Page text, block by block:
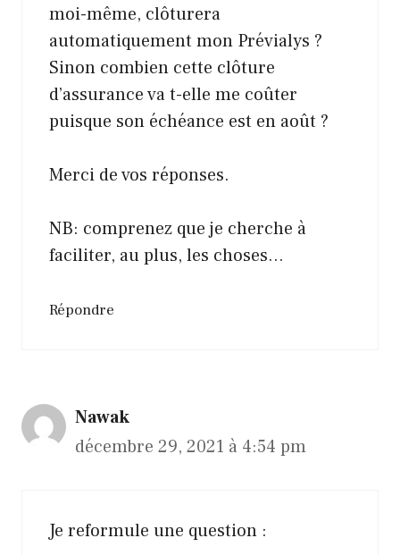
moi-même, clôturera
automatiquement mon Prévialys ?
Sinon combien cette clôture
d’assurance va t-elle me coûter
puisque son échéance est en août ?
Merci de vos réponses.
NB: comprenez que je cherche à
faciliter, au plus, les choses…
Répondre
Nawak
décembre 29, 2021 à 4:54 pm
Je reformule une question :